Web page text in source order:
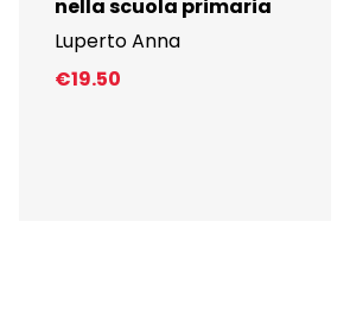
nella scuola primaria
Luperto Anna
€19.50